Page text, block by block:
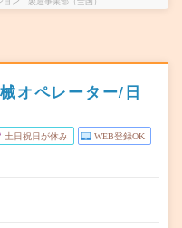
オペレーター/日
土日祝日が休み WEB登録OK